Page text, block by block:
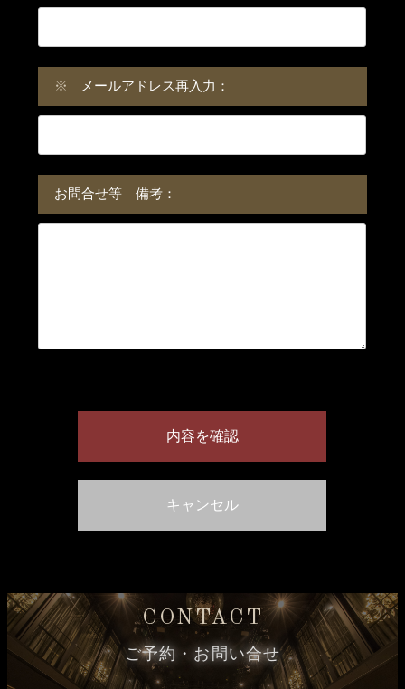
※ メールアドレス再入力：
お問合せ等 備考：
CONTACT
ご予約・お問い合せ